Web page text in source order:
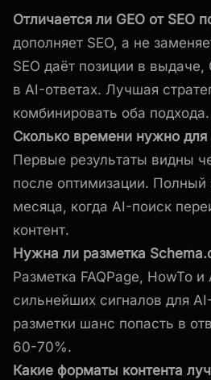
Отличается ли GEO от SEO
дополняет SEO, а не
SEO даёт позиции в
в AI-ответах. Лучшая
комбинировать оба подхода.
Сколько времени нужно
Первые результаты видны
после оптимизации.
месяца, когда AI-поиск
контент.
Нужна ли разметка
Разметка FAQPage, HowTo
сильнейших сигналов для
разметки шанс попасть в
60-70%.
Какие форматы контента